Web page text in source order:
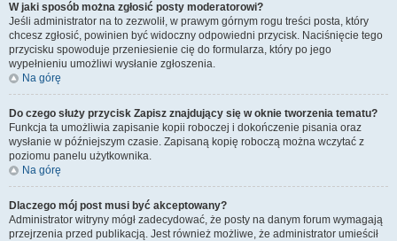
W jaki sposób można zgłosić posty moderatorowi?
Jeśli administrator na to zezwolił, w prawym górnym rogu treści posta, który
chcesz zgłosić, powinien być widoczny odpowiedni przycisk. Naciśnięcie tego
przycisku spowoduje przeniesienie cię do formularza, który po jego
wypełnieniu umożliwi wysłanie zgłoszenia.
Na górę
Do czego służy przycisk Zapisz znajdujący się w oknie tworzenia tematu?
Funkcja ta umożliwia zapisanie kopii roboczej i dokończenie pisania oraz
wysłanie w późniejszym czasie. Zapisaną kopię roboczą można wczytać z
poziomu panelu użytkownika.
Na górę
Dlaczego mój post musi być akceptowany?
Administrator witryny mógł zadecydować, że posty na danym forum wymagają
przejrzenia przed publikacją. Jest również możliwe, że administrator umieścił